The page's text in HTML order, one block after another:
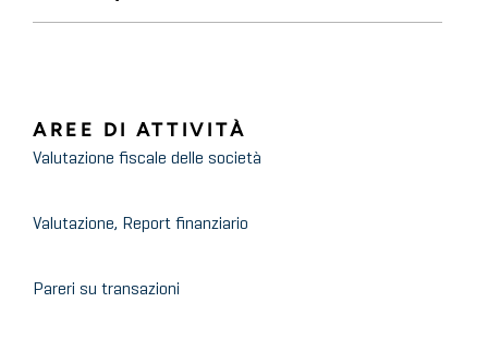
AREE DI ATTIVITÀ
Valutazione fiscale delle società
Valutazione, Report finanziario
Pareri su transazioni